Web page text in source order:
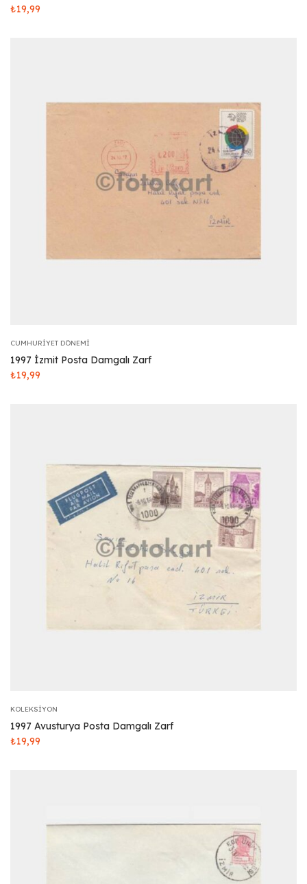
₺19,99
CUMHURIYET DÖNEMI
1997 İzmit Posta Damgalı Zarf
₺19,99
KOLEKSIYON
1997 Avusturya Posta Damgalı Zarf
₺19,99